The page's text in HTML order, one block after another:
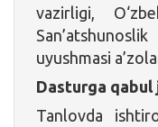
vazirligi,
uyushmasi
Dasturga qabul
Tanlovda